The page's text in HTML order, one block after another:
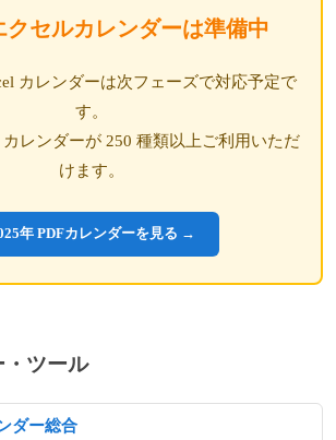
クセルカレンダーは準備中
カレンダーは次フェーズで対応予定で
す。
レンダーが 250 種類以上ご利用いただ
けます。
年 PDFカレンダーを見る →
・ツール
ダー総合